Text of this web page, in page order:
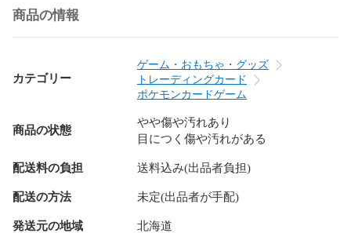
【使用予定配送業者】日本郵便　レターパックプラス　※お客
様による配送方法の指定は承っておりません。
【こちらの商品は在庫連動システムを導入し、店頭や他ネッ
トショップと併売を行なっておりますが、
タイミングによりシステムの反映が間に合わず欠品となって
売切れの場合は、ご購入をキャンセルさせていただく場合が
ございます。】
【備考/コメント】
■目に見て分かる大きなキズやヨゴレなどは見受けられないお
品物ですが、見落としがあるかもしれません。
■キズ等がございます。
商品の情報
カテゴリー
ゲーム・おもちゃ・グッズ
トレーディングカード
ポケモンカードゲーム
商品の状態
やや傷や汚れあり
目につく傷や汚れがある
配送料の負担 送料込み(出品者負担)
配送の方法 未定(出品者が手配)
発送元の地域 北海道